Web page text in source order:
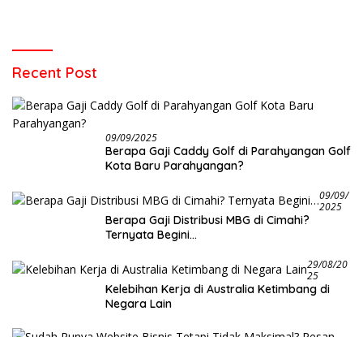
Recent Post
09/09/2025
Berapa Gaji Caddy Golf di Parahyangan Golf
Kota Baru Parahyangan?
09/09/
2025
Berapa Gaji Distribusi MBG di Cimahi?
Ternyata Begini…
29/08/20
25
Kelebihan Kerja di Australia Ketimbang di
Negara Lain